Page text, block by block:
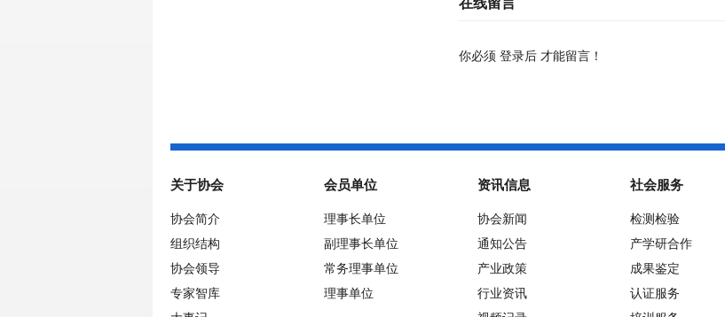
你必须 登录后 才能留言！
关于协会
协会简介
组织结构
协会领导
专家智库
会员单位
理事长单位
副理事长单位
常务理事单位
理事单位
资讯信息
协会新闻
通知公告
产业政策
行业资讯
社会服务
检测检验
产学研合作
成果鉴定
认证服务